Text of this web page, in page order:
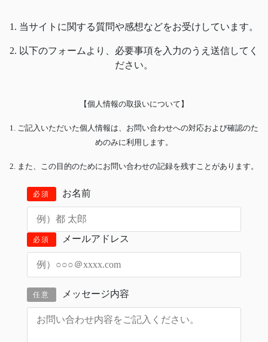
1. 当サイトに関する質問や感想などをお受けしています。
2. 以下のフォームより、必要事項を入力のうえ送信してく
ださい。
【個人情報の取扱いについて】
1. ご記入いただいた個人情報は、お問い合わせへの対応および確認のた
めのみに利用します。
2. また、この目的のためにお問い合わせの記録を残すことがあります。
必須 お名前
必須 メールアドレス
任意 メッセージ内容